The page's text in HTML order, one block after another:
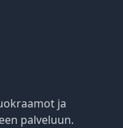
ja
palveluun.